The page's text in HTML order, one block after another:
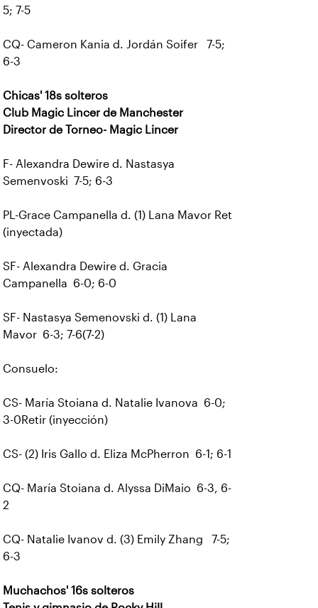
5; 7-5
CQ- Cameron Kania d. Jordán Soifer 7-5;
6-3
Chicas' 18s solteros
Club Magic Lincer de Manchester
Director de Torneo- Magic Lincer
F- Alexandra Dewire d. Nastasya
Semenvoski 7-5; 6-3
PL-Grace Campanella d. (1) Lana Mavor Ret
(inyectada)
SF- Alexandra Dewire d. Gracia
Campanella 6-0; 6-0
SF- Nastasya Semenovski d. (1) Lana
Mavor 6-3; 7-6(7-2)
Consuelo:
CS- María Stoiana d. Natalie Ivanova 6-0;
3-0Retir (inyección)
CS- (2) Iris Gallo d. Eliza McPherron 6-1; 6-1
CQ- María Stoiana d. Alyssa DiMaio 6-3, 6-
2
CQ- Natalie Ivanov d. (3) Emily Zhang 7-5;
6-3
Muchachos' 16s solteros